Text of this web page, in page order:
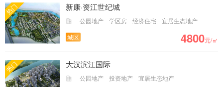
热门 新康·资江世纪城
公园地产 学区房 经济住宅
宜居生态地产
城区
4800元/㎡
热门 大汉滨江国际
公园地产 投资地产
宜居生态地产